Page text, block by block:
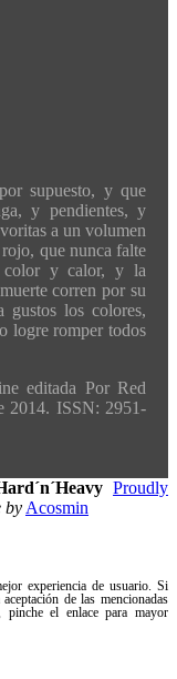
supuesto, y que
y pendientes, y
a un volumen
que nunca falte
color y calor, y la
corren por su
los colores,
logre romper todos
editada Por Red
2014. ISSN: 2951-
Proudly
by Acosmin
experiencia de usuario. Si
de las mencionadas
pinche el enlace para mayor